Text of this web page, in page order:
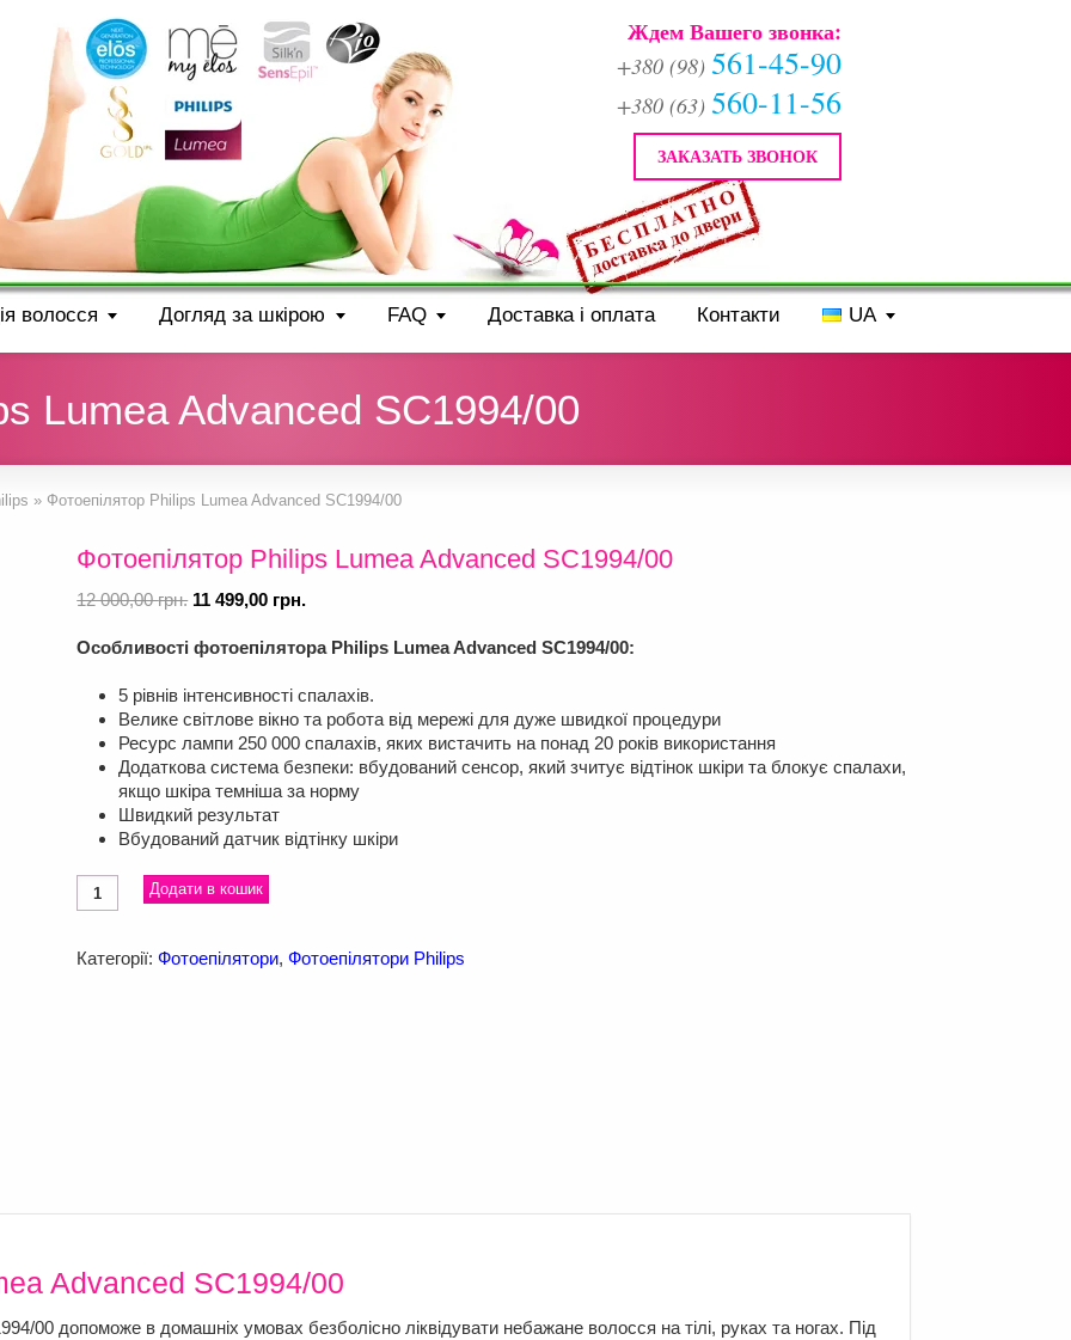
Ждем Вашего звонка:
+380 (98) 561-45-90
+380 (63) 560-11-56
ЗАКАЗАТЬ ЗВОНОК
волосся Догляд за шкірою FAQ Доставка і оплата Контакти UA
Lumea Advanced SC1994/00
» Фотоепілятор Philips Lumea Advanced SC1994/00
Фотоепілятор Philips Lumea Advanced SC1994/00
12 000,00грн. Оригінальна
12 000,00 грн..
11 499,00 грн.
11 499,00 грн..
Особливості фотоепілятора Philips Lumea Advanced SC1994/00:
5 рівнів інтенсивності спалахів.
Велике світлове вікно та робота від мережі для дуже швидкої процедури
Ресурс лампи 250 000 спалахів, яких вистачить на понад 20 років використання
Додаткова система безпеки: вбудований сенсор, який зчитує відтінок шкіри та блокує спалахи,
якщо шкіра темніша за норму
Швидкий результат
Вбудований датчик відтінку шкіри
Фотоепілятор
Philips
Advanced
Додати в кошик
Категорії:Фотоепілятори,Фотоепілятори Philips
Advanced SC1994/00
00 допоможе в домашніх умовах безболісно ліквідувати небажане волосся на тілі, руках та ногах. Під